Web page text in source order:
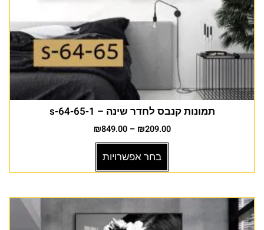
תמונות קנבס לחדר שינה – s-64-65-1
₪209.00
–
₪849.00
בחר אפשרויות